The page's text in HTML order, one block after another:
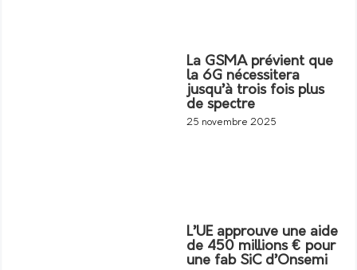
La GSMA prévient que
la 6G nécessitera
jusqu’à trois fois plus
de spectre
25 novembre 2025
L’UE approuve une aide
de 450 millions € pour
une fab SiC d’Onsemi